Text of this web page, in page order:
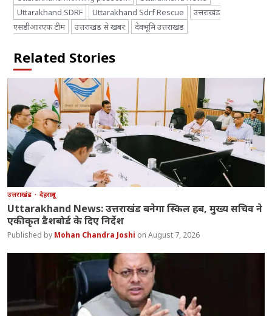
Uttarakhand SDRF
Uttarakhand Sdrf Rescue
उत्तराखंड
एसडीआरएफ टीम
उत्तराखंड से खबर देवभूमि उत्तराखंड
Related Stories
उत्तराखंड देहरादून
Uttarakhand News: उत्तराखंड बनेगा स्किल हब, मुख्य सचिव ने
एकीकृत डैशबोर्ड के दिए निर्देश
Mohan Chandra Joshi August 7, 2026